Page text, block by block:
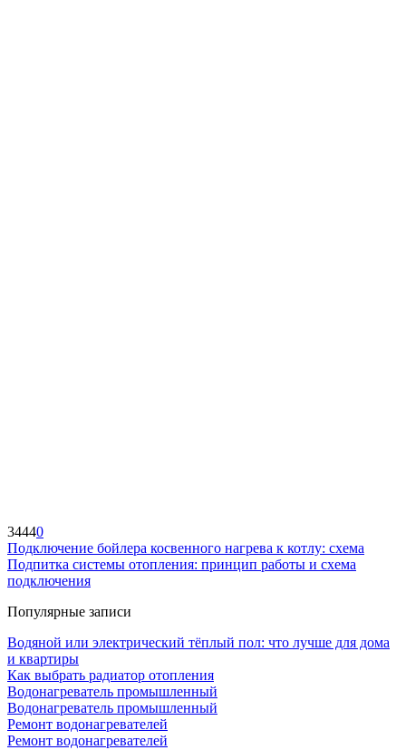
34440
Подключение бойлера косвенного нагрева к котлу: схема
Подпитка системы отопления: принцип работы и схема
подключения
Популярные записи
Водяной или электрический тёплый пол: что лучше для дома
и квартиры
Как выбрать радиатор отопления
Водонагреватель промышленный
Водонагреватель промышленный
Ремонт водонагревателей
Ремонт водонагревателей